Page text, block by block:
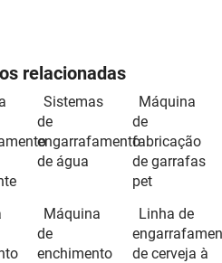
relacionadas
Sistemas
de
engarrafamento
de água
Máquina
de
fabricação
de garrafas
pet
Máquina
de
enchimento
Linha de
de cerveja à